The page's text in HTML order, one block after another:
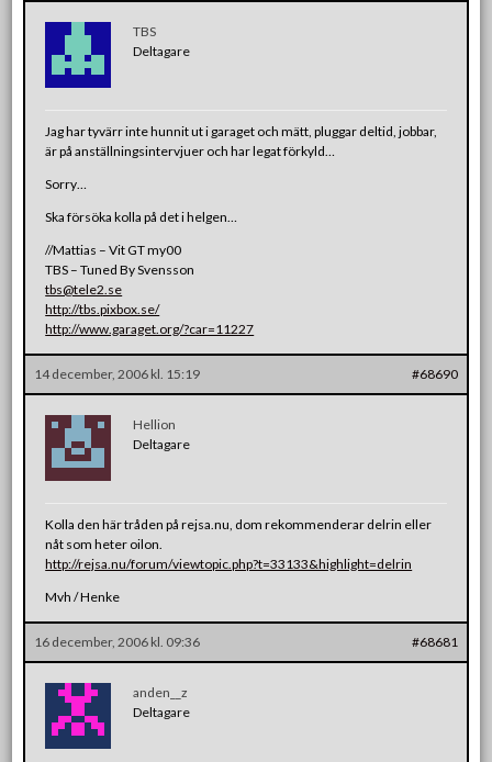
TBS
Deltagare
Jag har tyvärr inte hunnit ut i garaget och mätt, pluggar deltid, jobbar,
är på anställningsintervjuer och har legat förkyld…
Sorry…
Ska försöka kolla på det i helgen…
//Mattias – Vit GT my00
TBS – Tuned By Svensson
tbs@tele2.se
http://tbs.pixbox.se/
http://www.garaget.org/?car=11227
14 december, 2006 kl. 15:19 #68690
Hellion
Deltagare
Kolla den här tråden på rejsa.nu, dom rekommenderar delrin eller
nåt som heter oilon.
http://rejsa.nu/forum/viewtopic.php?t=33133&highlight=delrin
Mvh / Henke
16 december, 2006 kl. 09:36 #68681
anden__z
Deltagare